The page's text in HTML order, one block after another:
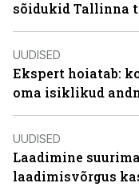
sõidukid Tallinna
UUDISED
Ekspert hoiatab:
oma isiklikud
UUDISED
Laadimine
laadimisvõrgus